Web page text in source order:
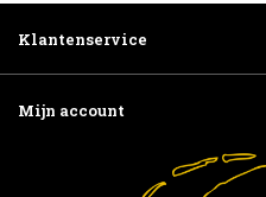
Klantenservice
Mijn account